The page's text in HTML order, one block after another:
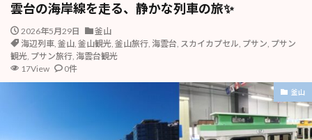
雲台の海岸線を走る、静かな列車の旅✨
2026年5月29日
釜山
海辺列車, 釜山, 釜山観光, 釜山旅行, 海雲台, スカイカプセル, プサン, プサン
観光, プサン旅行, 海雲台観光
17View
0件
釜山